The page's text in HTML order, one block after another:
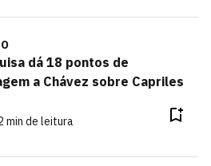
dá 18 pontos de
a Chávez sobre Capriles
min de leitura